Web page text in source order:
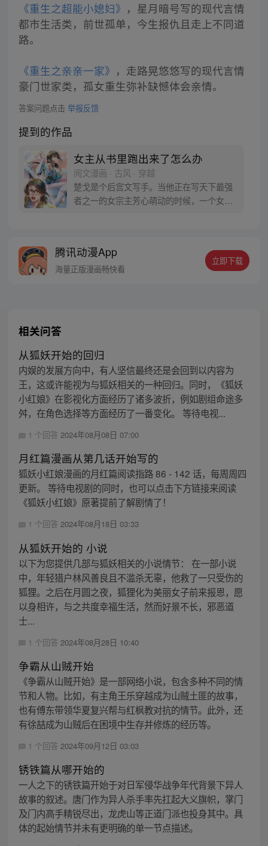
《重生之超能小媳妇》 ，星月暗号写的现代言情
都市生活类，前世孤单，今生报仇且走上不同道
路。
《重生之亲亲一家》 ，走路晃悠悠写的现代言情
豪门世家类，孤女重生弥补缺憾体会亲情。
答案问题点击 举报反馈
提到的作品
女主从书里跑出来了怎么办
阅文漫画 · 古风 · 穿越
楚戈是个后宫文写手。当他正在写天下最强
者之一的女宗主芳心萌动的时候，一个女人
腾讯动漫App
海量正版漫画畅快看
立即下载
相关问答
从狐妖开始的回归
内娱的发展方向中，有人坚信最终还是会回到以内容为
王，这或许能视为与狐妖相关的一种回归。同时，《狐妖
小红娘》在影视化方面经历了诸多波折，例如剧组命途多
舛，在角色选择等方面经历了一番变化。 等待电视...
1 个回答 2024年08月08日 07:00
月红篇漫画从第几话开始写的
狐妖小红娘漫画的月红篇阅读指路 86 - 142 话，每周周四
更新。 等待电视剧的同时，也可以点击下方链接来阅读
《狐妖小红娘》原著提前了解剧情了！
1 个回答 2024年08月18日 03:33
从狐妖开始的 小说
以下为您提供几部与狐妖相关的小说情节： 在一部小说
中，年轻猎户林风善良且不滥杀无辜，他救了一只受伤的
狐狸。之后在月圆之夜，狐狸化为美丽女子前来报恩，愿
以身相许，与之共度幸福生活，然而好景不长，邪恶道
士...
1 个回答 2024年08月28日 10:40
争霸从山贼开始
《争霸从山贼开始》是一部网络小说，包含多种不同的情
节和人物。比如，有主角王乐穿越成为山贼土匪的故事，
也有傅东带领华夏复兴帮与红枫教对抗的情节。此外，还
有徐喆成为山贼后在困境中生存并修炼的经历等。
1 个回答 2024年09月12日 03:03
锈铁篇从哪开始的
一人之下的锈铁篇开始于对日军侵华战争年代背景下异人
故事的叙述。唐门作为异人杀手率先扛起大义旗帜，掌门
及门内高手精锐尽出，龙虎山等正道门派也投身其中。具
体的起始情节并未有更明确的单一节点描述。